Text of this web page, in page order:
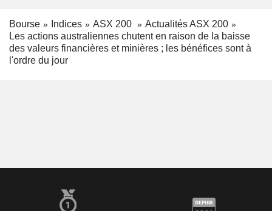
Bourse Indices ASX 200
Actualités ASX 200
Les actions australiennes chutent en raison de la baisse
des valeurs financières et minières ; les bénéfices sont à
l'ordre du jour